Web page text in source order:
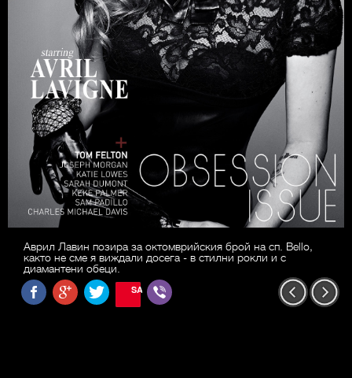
Аврил Лавин позира за октомврийския брой на сп. Bello,
както не сме я виждали досега - в стилни рокли и с
диамантени обеци.
SAVE